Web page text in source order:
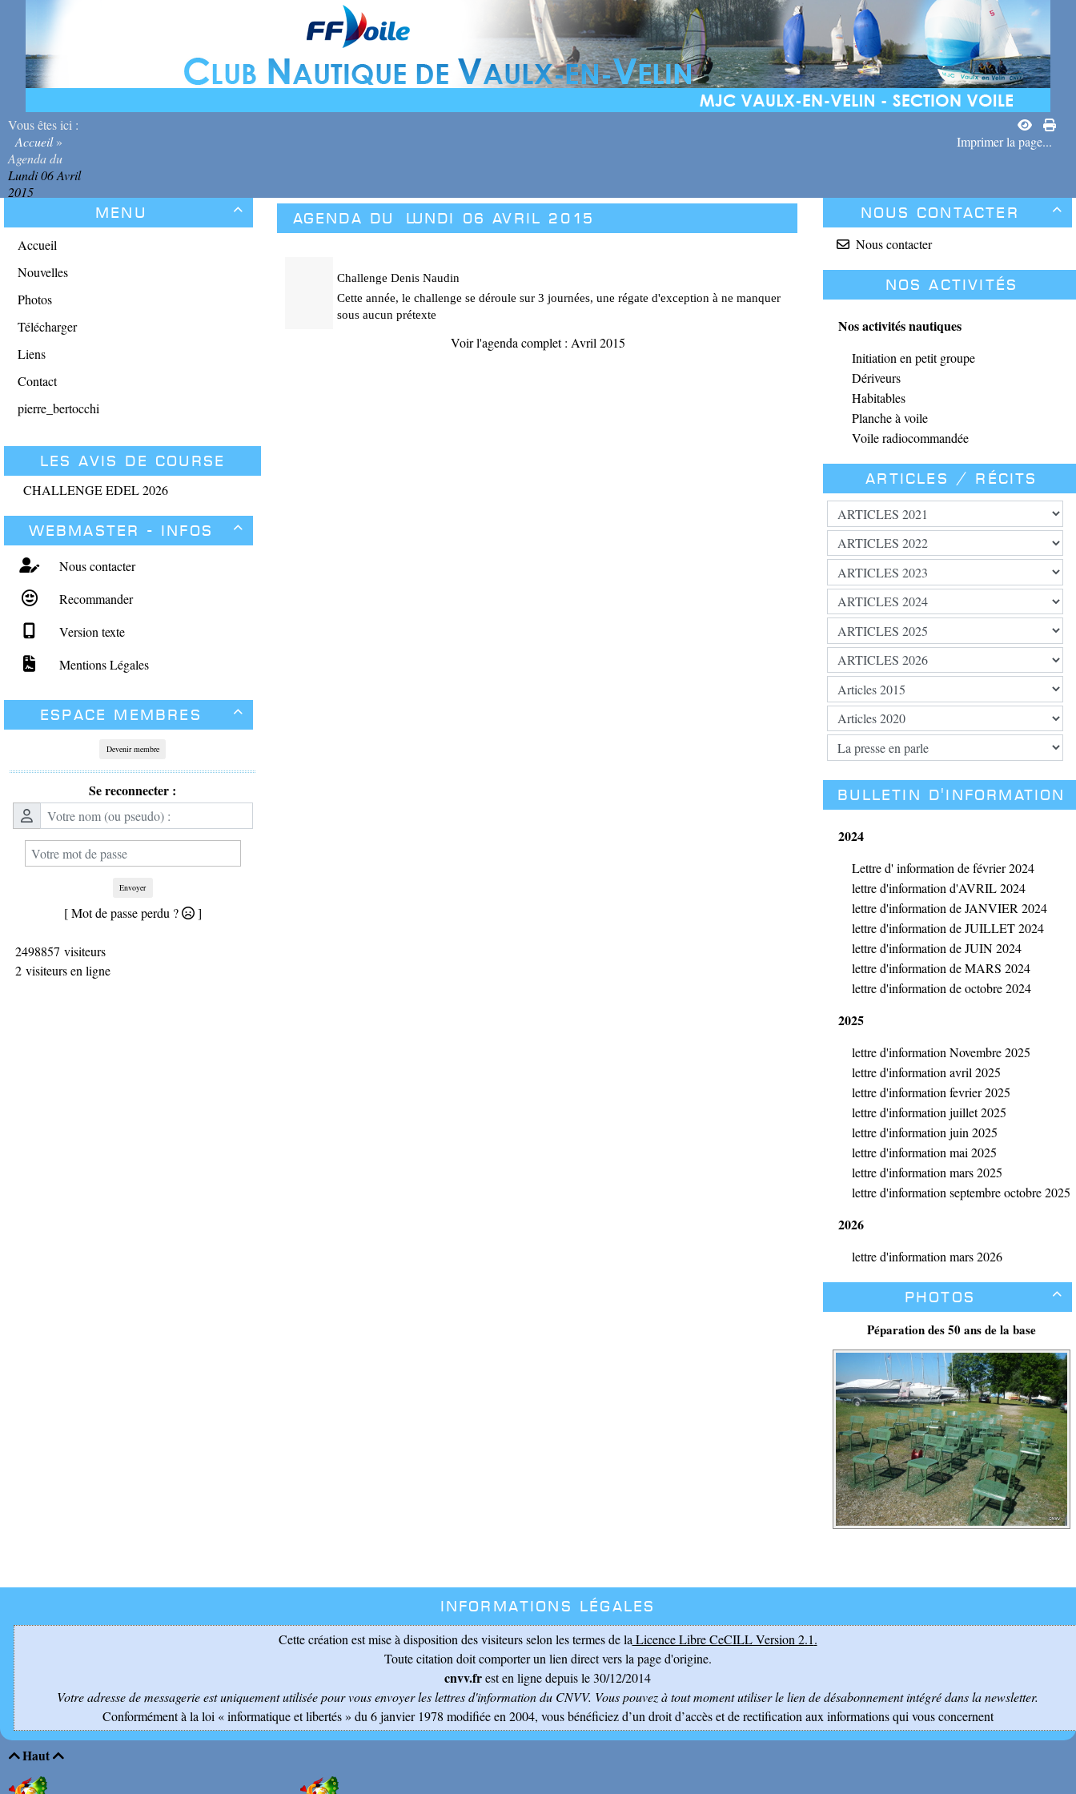
Vous êtes ici :
Accueil»
Agenda du
Lundi 06 Avril
2015
Imprimer la page...

Menu
Accueil
Nouvelles
Photos
Télécharger
Liens
Contact
pierre_bertocchi
Les avis de course
CHALLENGE EDEL 2026

Webmaster - Infos
Nous contacter
Recommander
Version texte
Mentions Légales

Espace membres
Devenir membre
Se reconnecter :
Envoyer
[ Mot de passe perdu ? ]
2498857 visiteurs
2 visiteurs en ligne
Agenda du Lundi 06 Avril 2015
Challenge Denis Naudin
Cette année, le challenge se déroule sur 3 journées, une régate d'exception à ne manquer
sous aucun prétexte
Voir l'agenda complet : Avril 2015

Nous contacter
Nous contacter
Nos activités
Nos activités nautiques
Initiation en petit groupe
Dériveurs
Habitables
Planche à voile
Voile radiocommandée
Articles / Récits
BULLETIN D'INFORMATION
2024
Lettre d' information de février 2024
lettre d'information d'AVRIL 2024
lettre d'information de JANVIER 2024
lettre d'information de JUILLET 2024
lettre d'information de JUIN 2024
lettre d'information de MARS 2024
lettre d'information de octobre 2024
2025
lettre d'information Novembre 2025
lettre d'information avril 2025
lettre d'information fevrier 2025
lettre d'information juillet 2025
lettre d'information juin 2025
lettre d'information mai 2025
lettre d'information mars 2025
lettre d'information septembre octobre 2025
2026
lettre d'information mars 2026

Photos
Péparation des 50 ans de la base
Informations légales
Cette création est mise à disposition des visiteurs selon les termes de la Licence Libre CeCILL Version 2.1.
Toute citation doit comporter un lien direct vers la page d'origine.
cnvv.frest en ligne depuis le 30/12/2014
Votre adresse de messagerie est uniquement utilisée pour vous envoyer les lettres d'information du CNVV. Vous pouvez à tout moment utiliser le lien de désabonnement intégré dans la newsletter.
Conformément à la loi « informatique et libertés » du 6 janvier 1978 modifiée en 2004, vous bénéficiez d’un droit d’accès et de rectification aux informations qui vous concernent
Haut 